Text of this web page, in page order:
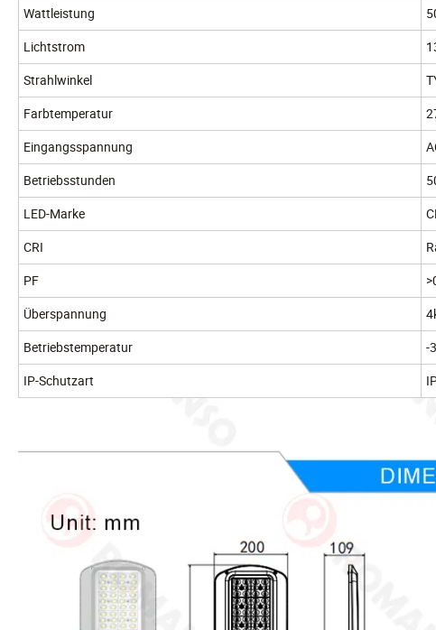
Wattleistung
Lichtstrom
Strahlwinkel
Farbtemperatur
Eingangsspannung
Betriebsstunden
LED-Marke
CRI
PF
Überspannung
Betriebstemperatur
-
IP-Schutzart